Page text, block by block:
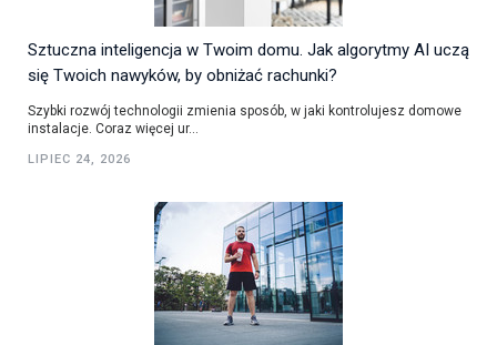
Sztuczna inteligencja w Twoim domu. Jak algorytmy AI uczą
się Twoich nawyków, by obniżać rachunki?
Szybki rozwój technologii zmienia sposób, w jaki kontrolujesz domowe
instalacje. Coraz więcej ur...
LIPIEC 24, 2026